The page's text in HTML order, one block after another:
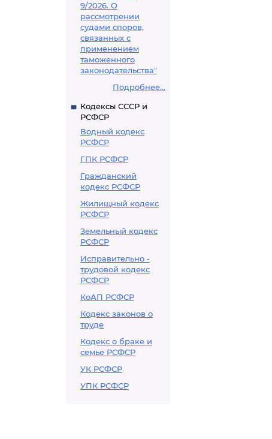
9/2026. О
рассмотрении
судами споров,
связанных с
применением
таможенного
законодательства"
Подробнее...
Кодексы СССР и
РСФСР
Водный кодекс
РСФСР
ГПК РСФСР
Гражданский
кодекс РСФСР
Жилищный кодекс
РСФСР
Земельный кодекс
РСФСР
Исправительно -
трудовой кодекс
РСФСР
КоАП РСФСР
Кодекс законов о
труде
Кодекс о браке и
семье РСФСР
УК РСФСР
УПК РСФСР